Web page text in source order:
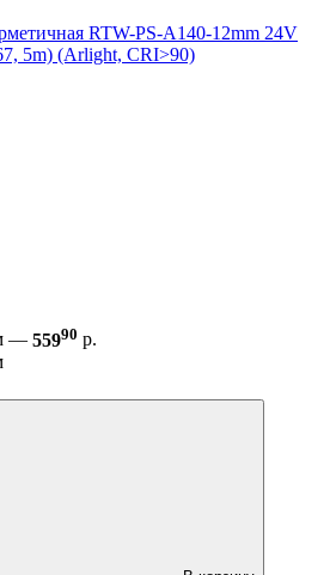
RTW-PS-A140-12mm 24V
5m) (Arlight, CRI>90)
— 55990 р.